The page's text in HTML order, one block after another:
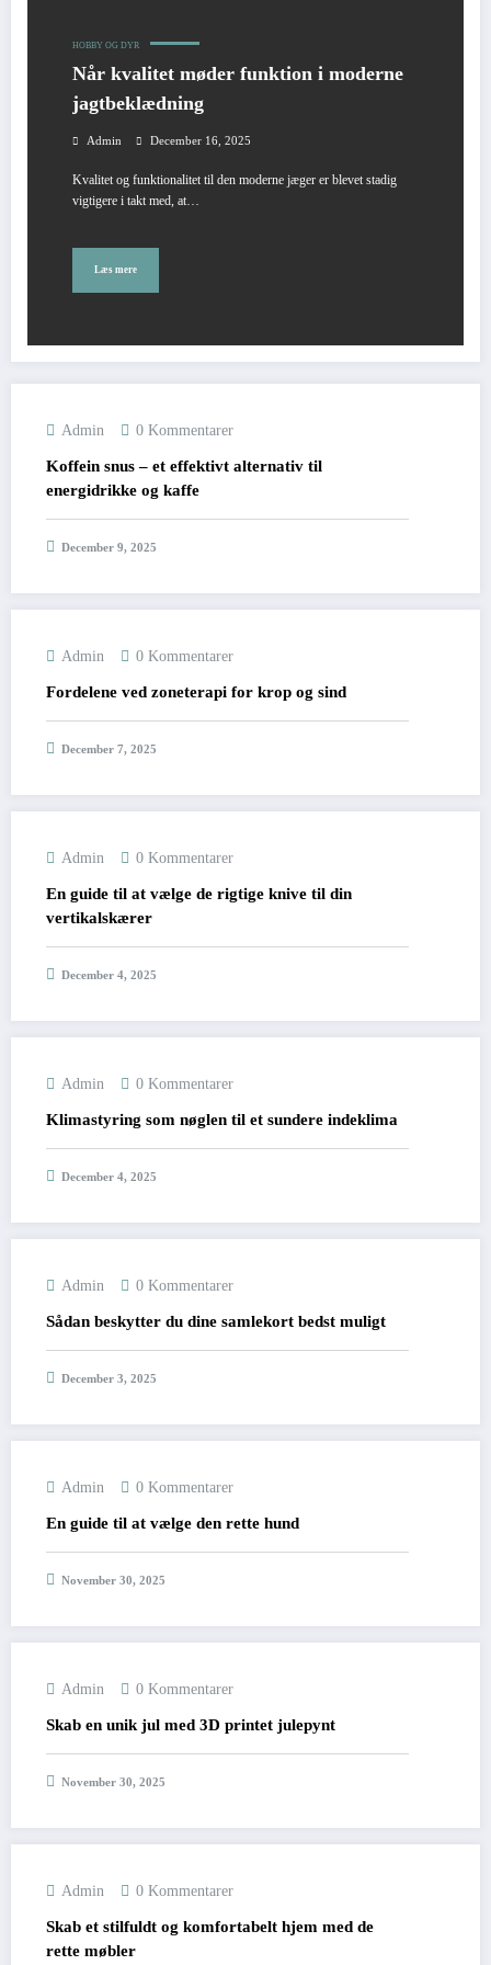
HOBBY OG DYR
Når kvalitet møder funktion i moderne
jagtbeklædning
Admin December 16, 2025
Kvalitet og funktionalitet til den moderne jæger er blevet stadig
vigtigere i takt med, at…
Læs mere
Admin 0 Kommentarer
Koffein snus – et effektivt alternativ til
energidrikke og kaffe
December 9, 2025
Admin 0 Kommentarer
Fordelene ved zoneterapi for krop og sind
December 7, 2025
Admin 0 Kommentarer
En guide til at vælge de rigtige knive til din
vertikalskærer
December 4, 2025
Admin 0 Kommentarer
Klimastyring som nøglen til et sundere indeklima
December 4, 2025
Admin 0 Kommentarer
Sådan beskytter du dine samlekort bedst muligt
December 3, 2025
Admin 0 Kommentarer
En guide til at vælge den rette hund
November 30, 2025
Admin 0 Kommentarer
Skab en unik jul med 3D printet julepynt
November 30, 2025
Admin 0 Kommentarer
Skab et stilfuldt og komfortabelt hjem med de
rette møbler